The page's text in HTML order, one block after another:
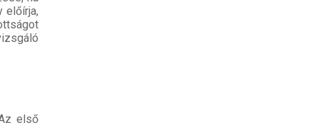
előírja,
első